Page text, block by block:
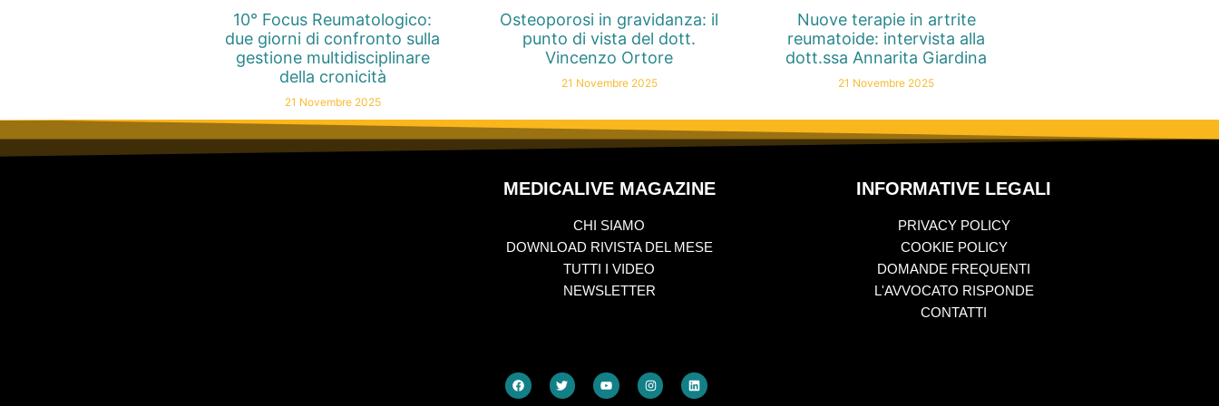
10° Focus Reumatologico:
due giorni di confronto sulla
gestione multidisciplinare
della cronicità
21 Novembre 2025
Osteoporosi in gravidanza: il
punto di vista del dott.
Vincenzo Ortore
21 Novembre 2025
Nuove terapie in artrite
reumatoide: intervista alla
dott.ssa Annarita Giardina
21 Novembre 2025
MEDICALIVE MAGAZINE
CHI SIAMO
DOWNLOAD RIVISTA DEL MESE
TUTTI I VIDEO
NEWSLETTER
INFORMATIVE LEGALI
PRIVACY POLICY
COOKIE POLICY
DOMANDE FREQUENTI
L'AVVOCATO RISPONDE
CONTATTI